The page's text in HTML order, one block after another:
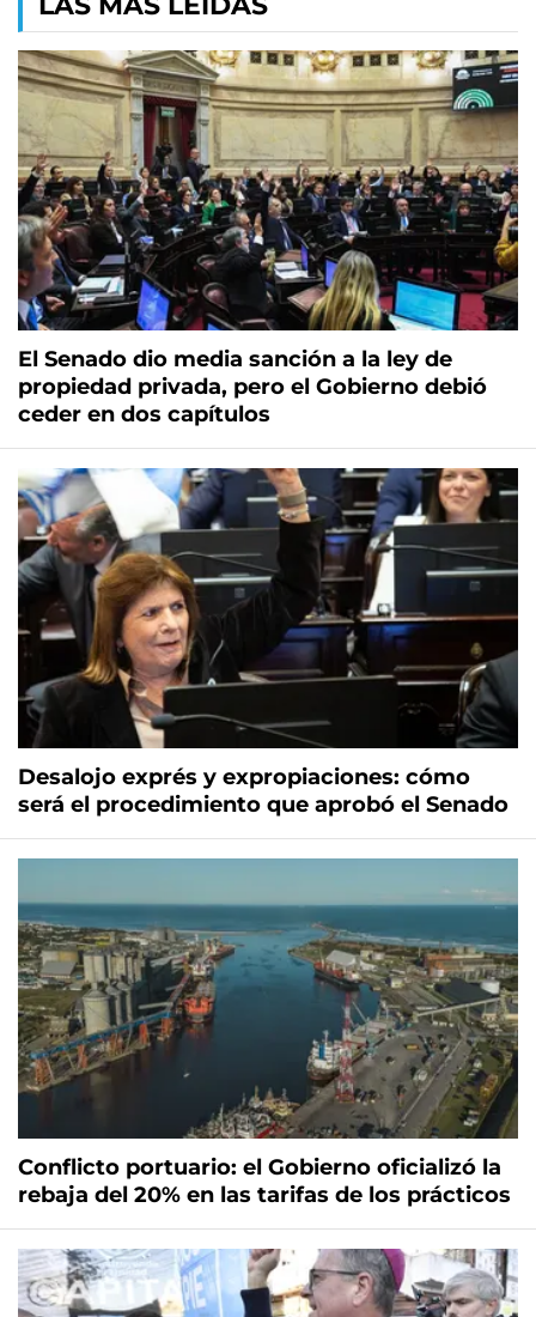
El Senado dio media sanción a la ley de
propiedad privada, pero el Gobierno debió
ceder en dos capítulos
Desalojo exprés y expropiaciones: cómo
será el procedimiento que aprobó el Senado
Conflicto portuario: el Gobierno oficializó la
rebaja del 20% en las tarifas de los prácticos